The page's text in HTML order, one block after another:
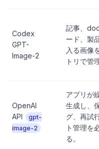
Codex
GPT-
Image-2
記事、
ード、製
入る画像
トリで管
OpenAI
API
gpt-
image-2
アプリが
生成し、
グ、再試
ト管理を
る。